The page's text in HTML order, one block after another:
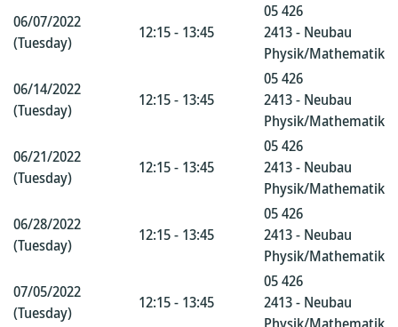
06/07/2022
(Tuesday)
12:15 - 13:45
05 426
2413 - Neubau
Physik/Mathematik
06/14/2022
(Tuesday)
12:15 - 13:45
05 426
2413 - Neubau
Physik/Mathematik
06/21/2022
(Tuesday)
12:15 - 13:45
05 426
2413 - Neubau
Physik/Mathematik
06/28/2022
(Tuesday)
12:15 - 13:45
05 426
2413 - Neubau
Physik/Mathematik
07/05/2022
(Tuesday)
12:15 - 13:45
05 426
2413 - Neubau